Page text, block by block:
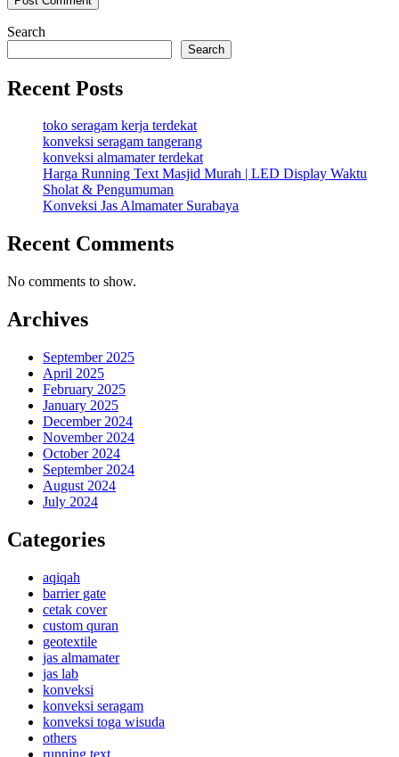
Search
Search
Recent Posts
toko seragam kerja terdekat
konveksi seragam tangerang
konveksi almamater terdekat
Harga Running Text Masjid Murah | LED Display Waktu
Sholat & Pengumuman
Konveksi Jas Almamater Surabaya
Recent Comments
No comments to show.
Archives
September 2025
April 2025
February 2025
January 2025
December 2024
November 2024
October 2024
September 2024
August 2024
July 2024
Categories
aqiqah
barrier gate
cetak cover
custom quran
geotextile
jas almamater
jas lab
konveksi
konveksi seragam
konveksi toga wisuda
others
running text